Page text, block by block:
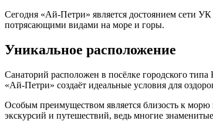
Сегодня «Ай-Петри» является достоянием сети
потрясающими видами на море и горы.
Уникальное расположение
Санаторий расположен в посёлке городского
«Ай-Петри» создаёт идеальные условия для
Особым преимуществом является близость к
экскурсий и путешествий, ведь многие